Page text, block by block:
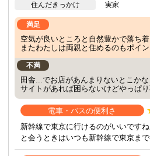
住んだきっかけ
実家
満足
空気が良いところと自然豊かで落ち
またわたしは両親と住めるのもポイン
不満
田舎...でお店があんまりないとこか
サイトがあれば困らないけどやっぱ
電車・バスの便利さ
新幹線で東京に行けるのがいいです
と会うときはいつも新幹線で東京ま